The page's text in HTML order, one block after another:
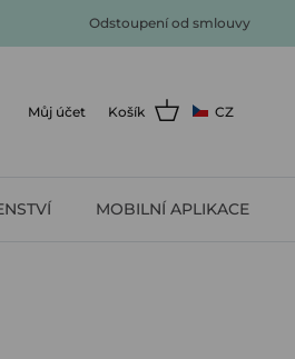
Odstoupení od smlouvy
Můj účet Košík CZ
MOBILNÍ APLIKACE